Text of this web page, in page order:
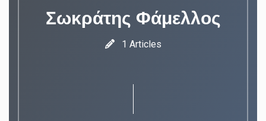
Σωκράτης Φάμελλος
1 Articles